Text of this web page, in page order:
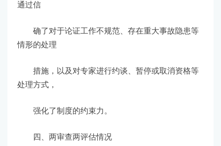
通过信
确了对于论证工作不规范、存在重大事故隐患等
情形的处理
措施，以及对专家进行约谈、暂停或取消资格等
处理方式，
强化了制度的约束力。
四、两审查两评估情况